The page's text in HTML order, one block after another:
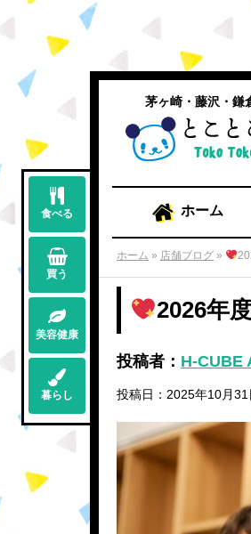
食べる
買う
美容健康
暮らし
茅ヶ崎・藤沢・鎌
ホーム
ホーム » 店舗ブログ »
2026年
投稿者： H-CUBE
投稿日：2025年10月31